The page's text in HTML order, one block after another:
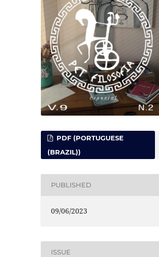
PDF (PORTUGUESE
(BRAZIL))
PUBLISHED
09/06/2023
ISSUE